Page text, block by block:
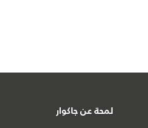
لمحة عن جاكوار